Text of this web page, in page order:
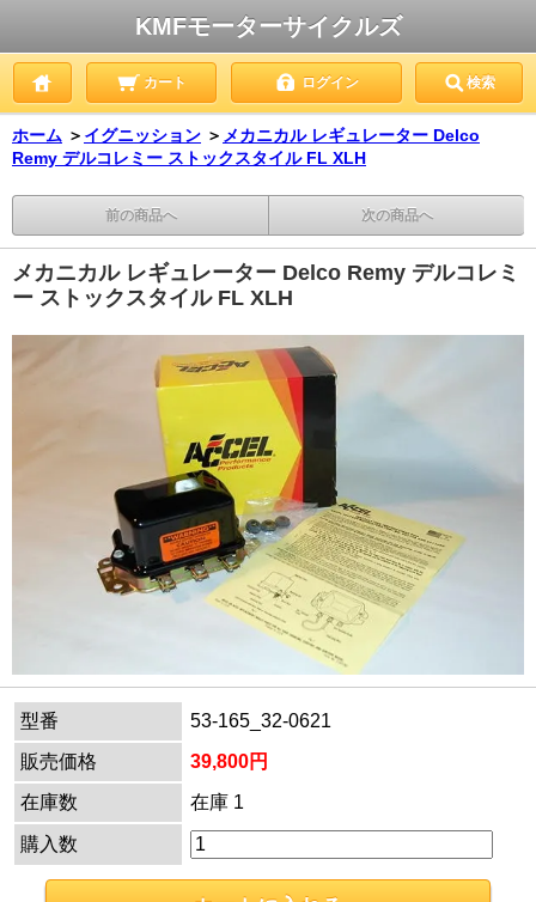
KMFモーターサイクルズ
カート ログイン 検索
ホーム ＞ イグニッション ＞ メカニカル レギュレーター Delco
Remy デルコレミー ストックスタイル FL XLH
前の商品へ 次の商品へ
メカニカル レギュレーター Delco Remy デルコレミ
ー ストックスタイル FL XLH
型番
53-165_32-0621
販売価格
39,800円
在庫数
在庫 1
購入数